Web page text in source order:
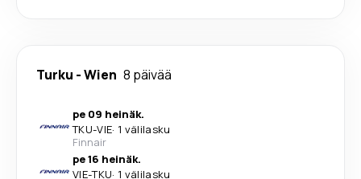
Turku -Wien 8 päivää
pe 09 heinäk.
TKU-VIE· 1 välilasku
Finnair
pe 16 heinäk.
VIE-TKU· 1 välilasku